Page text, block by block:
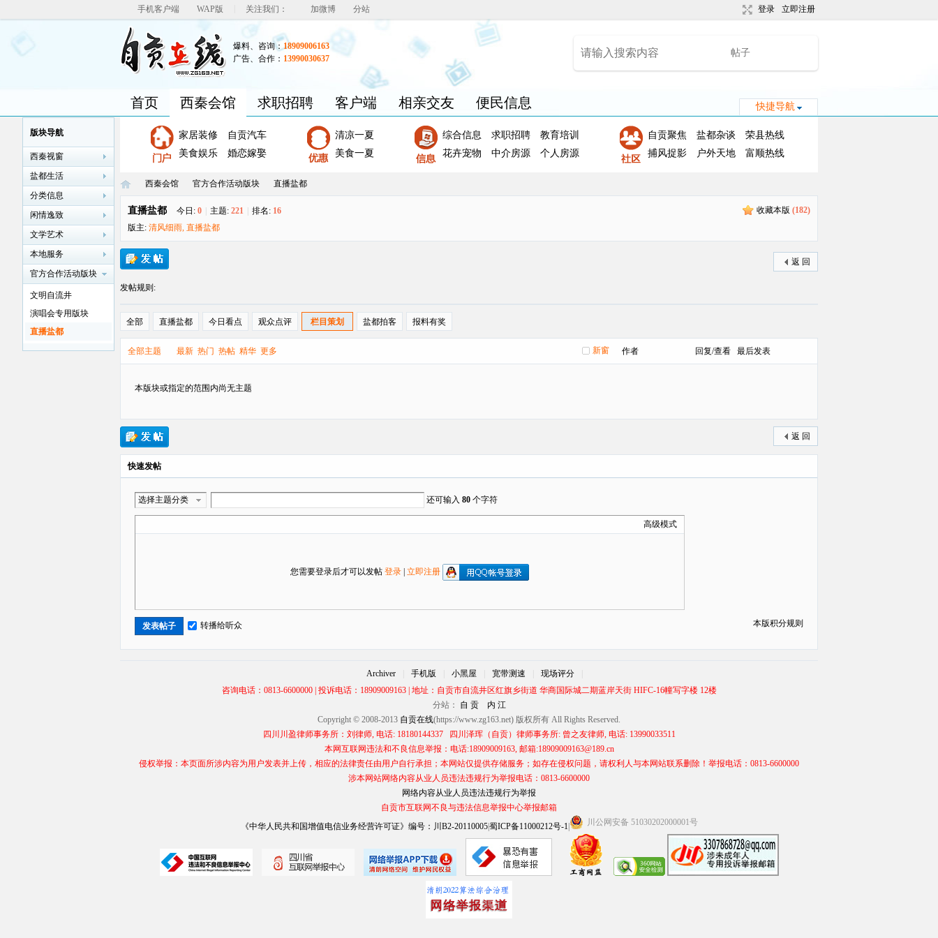
手机客户端 WAP版 关注我们： 加微博 分站 登录 立即注册
爆料、咨询：18909006163
广告、合作： 13990030637
帖子
快捷导航
首页 西秦会馆 求职招聘 客户端 相亲交友 便民信息
家居装修
自贡汽车
美食娱乐
婚恋嫁娶
清凉一夏
美食一夏
综合信息 求职招聘
教育培训
花卉宠物
中介房源 个人房源
自贡聚焦 盐都杂谈
荣县热线
捕风捉影
户外天地 富顺热线
自 »
西秦会馆
›
官方合作活动版块
›
直播盐都
版块导航
西秦视窗
盐都生活
分类信息
闲情逸致
文学艺术
本地服务
官方合作活动版块
文明自流井
演唱会专用版块
直播盐都
收藏本版 (182)
直播盐都 今日: 0 主题: 221 排名: 16
版主: 清风细雨, 直播盐都
返 回
发帖规则:
全部 直播盐都 今日看点 观众点评 栏目策划 盐都拍客 报料有奖
新窗
全部主题 最新 热门 热帖 精华 更多 作者 回复/查看 最后发表
本版块或指定的范围内尚无主题
返 回
快速发帖
选择主题分类 还可输入 80 个字符
高级模式
您需要登录后才可以发帖 登录 立即注册
本版积分规则
发表帖子 转播给听众
Archiver 手机版 小黑屋 宽带测速 现场评分
咨询电话：0813-6600000 | 投诉电话：18909009163 | 地址：自贡市自流井区红旗乡街道 华商国际城二期蓝岸天街 HIFC-16幢写字楼 12楼
分站：
自 贡
内 江
Copyright © 2008-2013 自贡在线(https://www.zg163.net) 版权所有 All Rights Reserved.
四川川盈律师事务所：刘律师, 电话: 18180144337 四川泽珲（自贡）律师事务所: 曾之友律师, 电话: 13990033511
本网互联网违法和不良信息举报：电话:18909009163, 邮箱:18909009163@189.cn
侵权举报：本页面所涉内容为用户发表并上传，相应的法律责任由用户自行承担；本网站仅提供存储服务；如存在侵权问题，请权利人与本网站联系删除！举报电话：0813-6600000
涉本网站网络内容从业人员违法违规行为举报电话：0813-6600000
网络内容从业人员违法违规行为举报
自贡市互联网不良与违法信息举报中心举报邮箱
《中华人民共和国增值电信业务经营许可证》编号：川B2-20110005|蜀ICP备11000212号-1 川公网安备 51030202000001号